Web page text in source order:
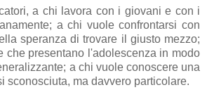
a chi lavora con i giovani e con i
a chi vuole confrontarsi con
speranza di trovare il giusto mezzo;
che presentano l'adolescenza in modo
a chi vuole conoscere una
sconosciuta, ma davvero particolare.